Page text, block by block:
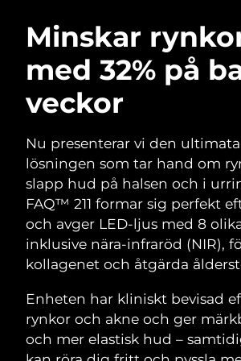
Minskar
med 32% på
veckor
Nu presenterar vi den
lösningen som tar hand om
slapp hud på halsen och i
FAQ™ 211 formar sig perfekt
och avger LED-ljus med 8
inklusive nära-infraröd (NIR),
kollagenet och åtgärda
Enheten har kliniskt bevisad
rynkor och akne och ger
och mer elastisk hud –
Ansiktsrengöring
Anti-aging massage
LUNA™ 4 Plus
Massage, LED heating
For men, anti-aging
Microcurrent toning
BEAR™ 2 go
Microcurrent toning
Microcurrent line
Återfuktning
UFO™ 3-paket
Deep facial hydration
UFO™ 3 LED
Near-infrared and red
device
issa™ 4
Hybrid silicone sonic
issa™ 4 plus
Smart hybrid silicone
FAQ™ ANTI-AGING-
Anti-aging LED-
Österrike
Bahrain
Belgien
Bermuda
Bosnien och
Hercegovina
Brunei
Bulgarien
Kanada
Chile